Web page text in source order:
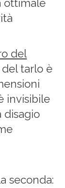
ottimale
del
del tarlo è
invisibile
disagio
seconda: